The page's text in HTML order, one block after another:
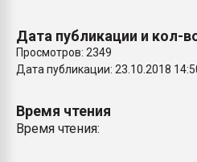
Дата публикации и кол-
Просмотров: 2349
Дата публикации: 23.10.2018
Время чтения
Время чтения: